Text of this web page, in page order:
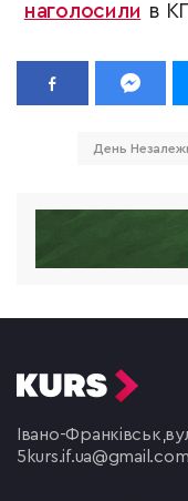
наголосили в
День
Івано-Франківськ,
5 kurs.if.ua@gmail.com